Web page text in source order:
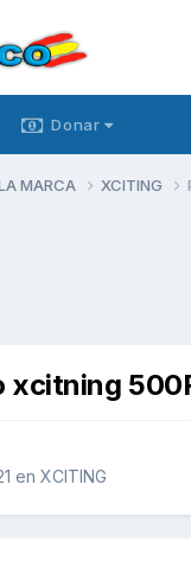
Donar
MARCA XCITING
xcitning
en XCITING